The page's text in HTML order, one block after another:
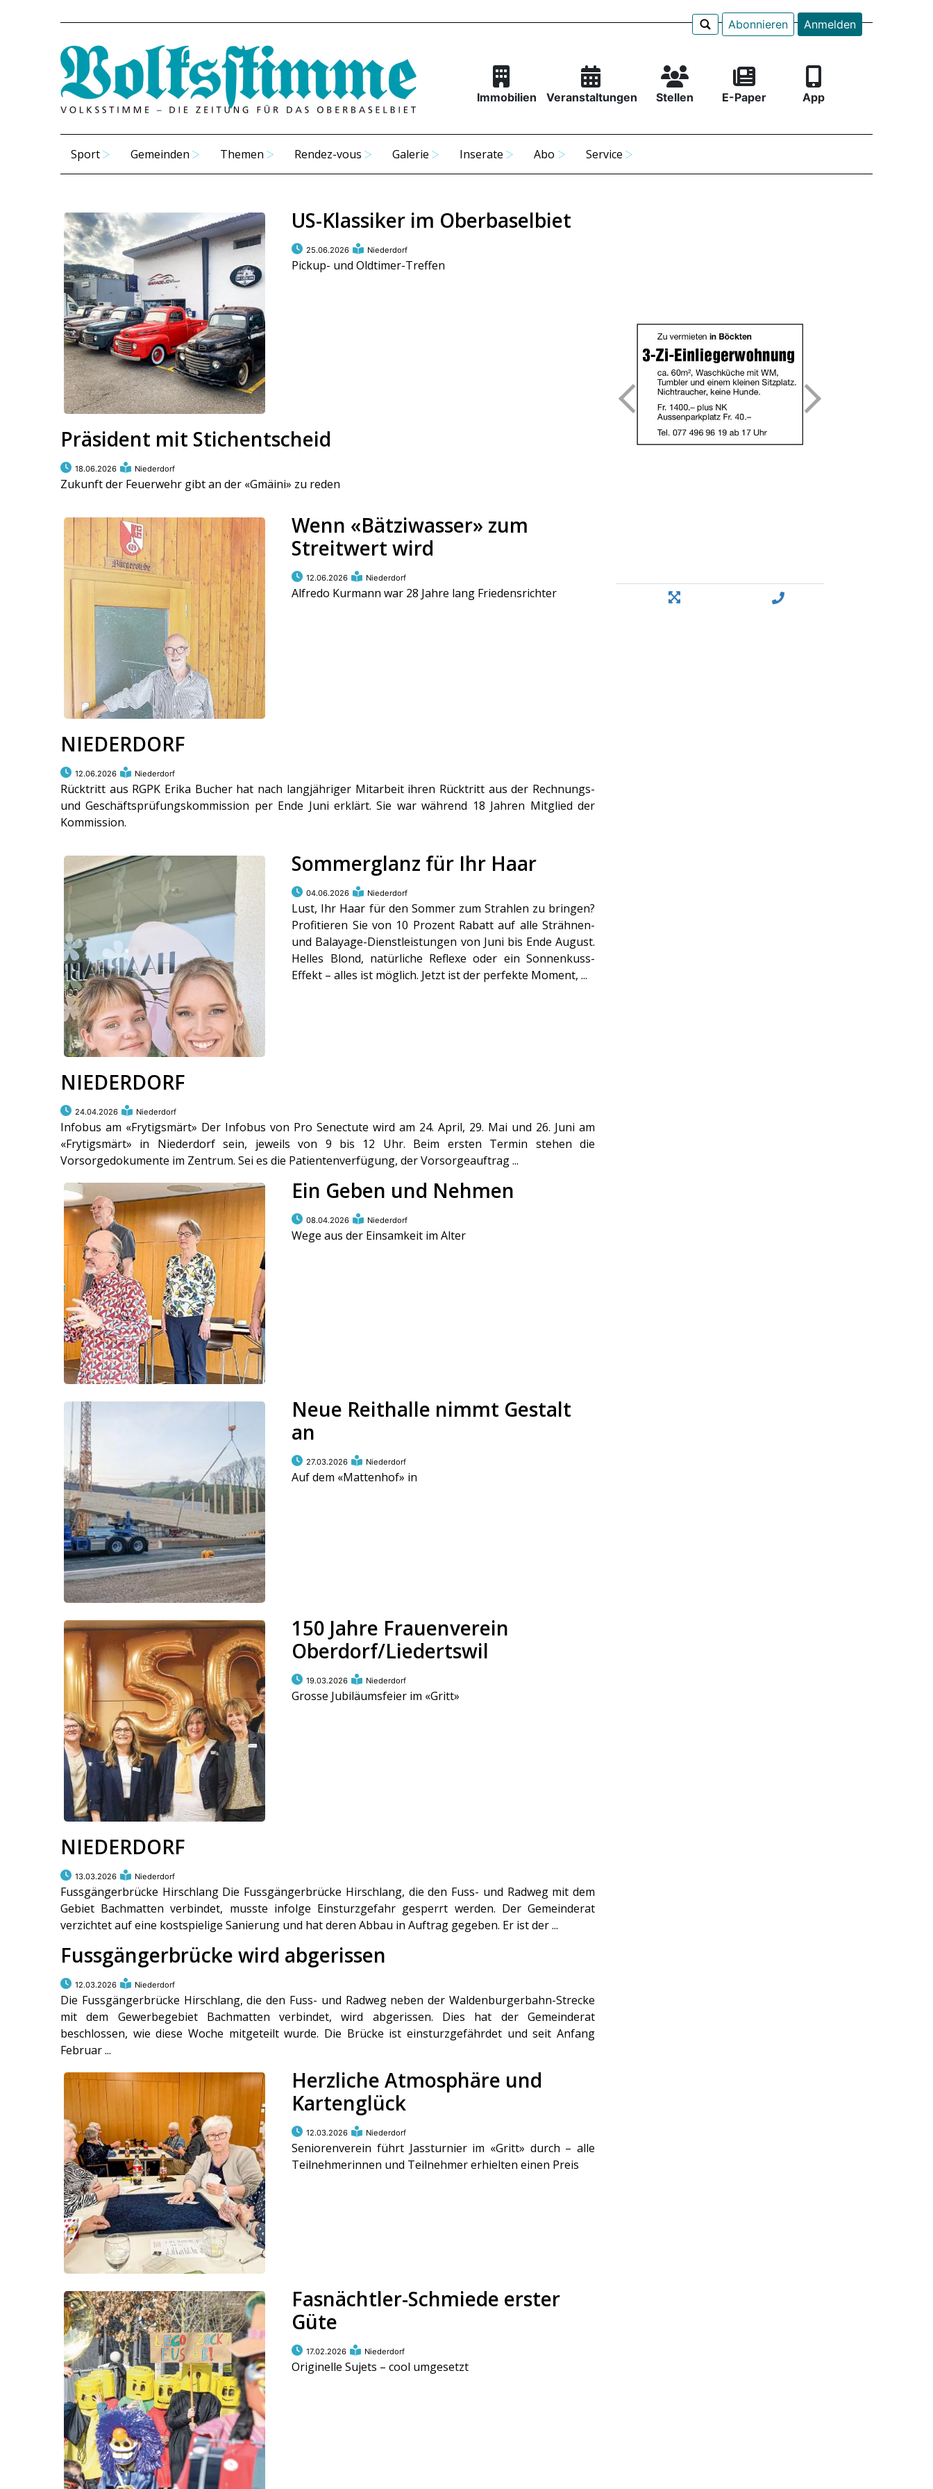
Abonnieren Anmelden
Immobilien Veranstaltungen Stellen E-Paper App
Sport Gemeinden Themen Rendez-vous Galerie Inserate Abo Service
US-Klassiker im Oberbaselbiet
25.06.2026 Niederdorf
Pickup- und Oldtimer-Treffen
Präsident mit Stichentscheid
18.06.2026 Niederdorf
Zukunft der Feuerwehr gibt an der «Gmäini» zu reden
Wenn «Bätziwasser» zum
Streitwert wird
12.06.2026 Niederdorf
Alfredo Kurmann war 28 Jahre lang Friedensrichter
NIEDERDORF
12.06.2026 Niederdorf
Rücktritt aus RGPK Erika Bucher hat nach langjähriger Mitarbeit ihren Rücktritt aus der Rechnungs-
und Geschäftsprüfungskommission per Ende Juni erklärt. Sie war während 18 Jahren Mitglied der
Kommission.
Sommerglanz für Ihr Haar
04.06.2026 Niederdorf
Lust, Ihr Haar für den Sommer zum Strahlen zu bringen?
Profitieren Sie von 10 Prozent Rabatt auf alle Strähnen-
und Balayage-Dienstleistungen von Juni bis Ende August.
Helles Blond, natürliche Reflexe oder ein Sonnenkuss-
Effekt – alles ist möglich. Jetzt ist der perfekte Moment, ...
NIEDERDORF
24.04.2026 Niederdorf
Infobus am «Frytigsmärt» Der Infobus von Pro Senectute wird am 24. April, 29. Mai und 26. Juni am
«Frytigsmärt» in Niederdorf sein, jeweils von 9 bis 12 Uhr. Beim ersten Termin stehen die
Vorsorgedokumente im Zentrum. Sei es die Patientenverfügung, der Vorsorgeauftrag ...
Ein Geben und Nehmen
08.04.2026 Niederdorf
Wege aus der Einsamkeit im Alter
Neue Reithalle nimmt Gestalt
an
27.03.2026 Niederdorf
Auf dem «Mattenhof» in
150 Jahre Frauenverein
Oberdorf/Liedertswil
19.03.2026 Niederdorf
Grosse Jubiläumsfeier im «Gritt»
NIEDERDORF
13.03.2026 Niederdorf
Fussgängerbrücke Hirschlang Die Fussgängerbrücke Hirschlang, die den Fuss- und Radweg mit dem
Gebiet Bachmatten verbindet, musste infolge Einsturzgefahr gesperrt werden. Der Gemeinderat
verzichtet auf eine kostspielige Sanierung und hat deren Abbau in Auftrag gegeben. Er ist der ...
Fussgängerbrücke wird abgerissen
12.03.2026 Niederdorf
Die Fussgängerbrücke Hirschlang, die den Fuss- und Radweg neben der Waldenburgerbahn-Strecke
mit dem Gewerbegebiet Bachmatten verbindet, wird abgerissen. Dies hat der Gemeinderat
beschlossen, wie diese Woche mitgeteilt wurde. Die Brücke ist einsturzgefährdet und seit Anfang
Februar ...
Herzliche Atmosphäre und
Kartenglück
12.03.2026 Niederdorf
Seniorenverein führt Jassturnier im «Gritt» durch – alle
Teilnehmerinnen und Teilnehmer erhielten einen Preis
Fasnächtler-Schmiede erster
Güte
17.02.2026 Niederdorf
Originelle Sujets – cool umgesetzt